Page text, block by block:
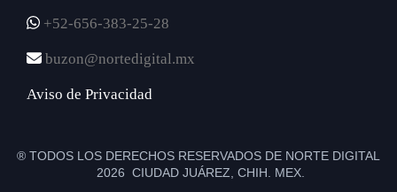
+52-656-383-25-28
buzon@nortedigital.mx
Aviso de Privacidad
® TODOS LOS DERECHOS RESERVADOS DE NORTE DIGITAL
2026 CIUDAD JUÁREZ, CHIH. MEX.